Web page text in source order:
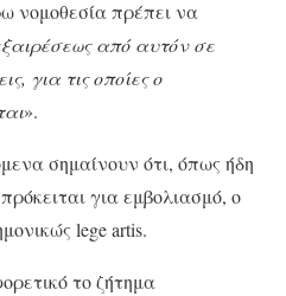
νομοθεσία πρέπει να
από αυτόν σε
για τις οποίες ο
».
σημαίνουν ότι, όπως ήδη
για εμβολιασμό, ο
lege artis.
το ζήτημα